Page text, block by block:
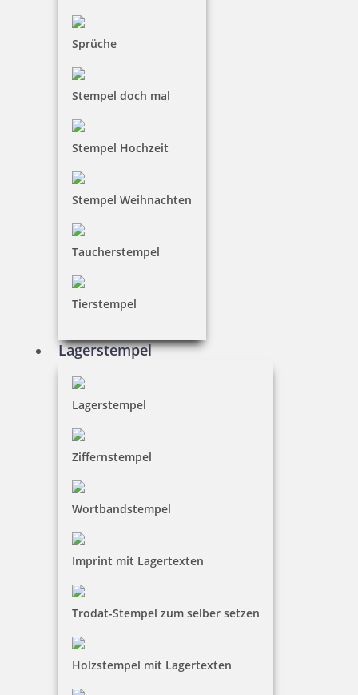
Sprüche
Stempel doch mal
Stempel Hochzeit
Stempel Weihnachten
Taucherstempel
Tierstempel
Lagerstempel
Lagerstempel
Ziffernstempel
Wortbandstempel
Imprint mit Lagertexten
Trodat-Stempel zum selber setzen
Holzstempel mit Lagertexten